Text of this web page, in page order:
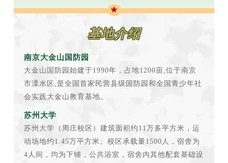
★
基地介绍
南京大金山国防园
大金山国防园始建于1990年，占地1200亩,位于南京
市溧水区,是全国首家民营县级国防园和全国青少年社
会实践大金山教育基地。
苏州大学
苏州大学（周庄校区）建筑面积约11万多平方米，运
动场地约1.45万平方米。校区承载量1500人，宿舍为
4人间，均为下铺，公共浴室，宿舍内其他配套基础设